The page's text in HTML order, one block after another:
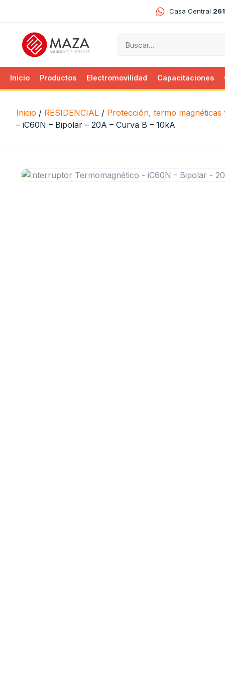
Casa Central
Inicio Productos Electromovilidad Capacitaciones
Inicio / RESIDENCIAL / Protección, termo magnéticas
– iC60N – Bipolar – 20A – Curva B – 10kA